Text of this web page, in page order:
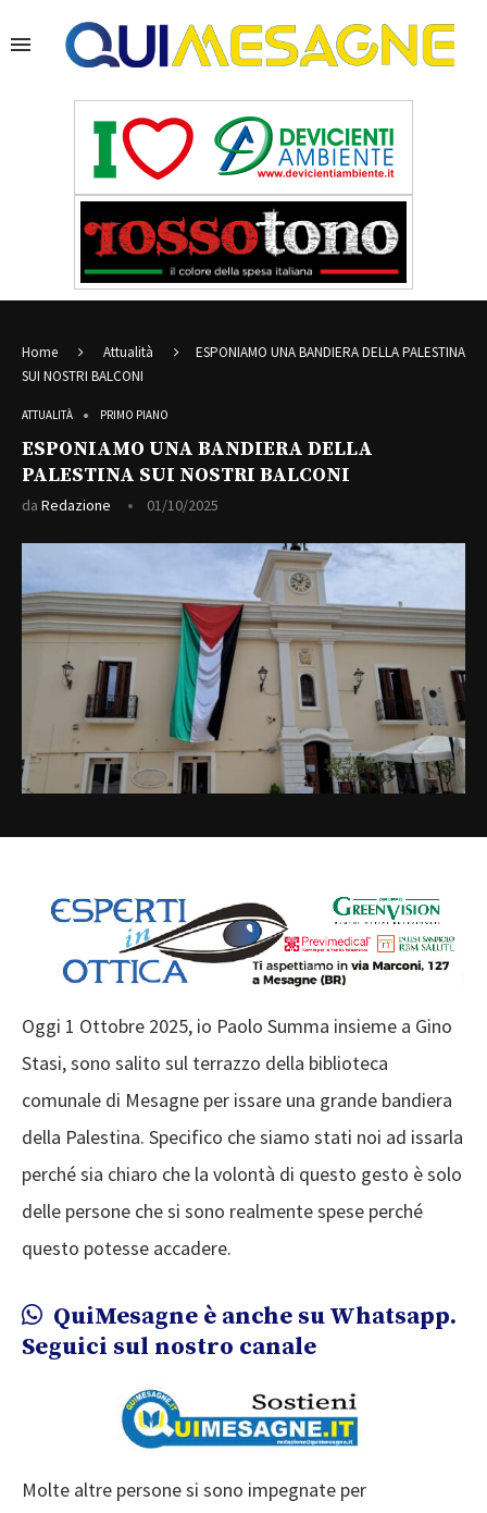
Home Attualità
ESPONIAMO UNA BANDIERA DELLA PALESTINA
SUI NOSTRI BALCONI
ATTUALITÀ PRIMO PIANO
ESPONIAMO UNA BANDIERA DELLA
PALESTINA SUI NOSTRI BALCONI
da Redazione 01/10/2025
Oggi 1 Ottobre 2025, io Paolo Summa insieme a Gino
Stasi, sono salito sul terrazzo della biblioteca
comunale di Mesagne per issare una grande bandiera
della Palestina. Specifico che siamo stati noi ad issarla
perché sia chiaro che la volontà di questo gesto è solo
delle persone che si sono realmente spese perché
questo potesse accadere.
QuiMesagne è anche su Whatsapp.
Seguici sul nostro canale
Molte altre persone si sono impegnate per